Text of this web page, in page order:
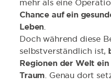
mehr als eine
Chance auf ein
Leben.
Doch während diese
selbstverständlich ist,
Regionen der Welt
Traum. Genau dort